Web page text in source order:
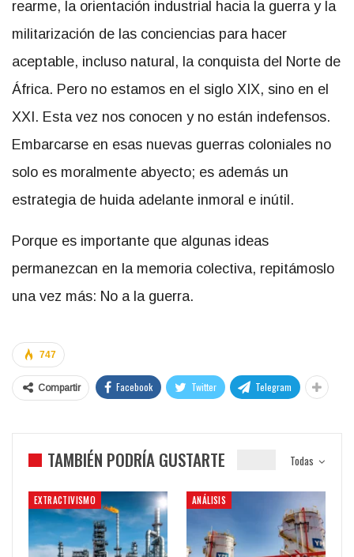
rearme, la orientación industrial hacia la guerra y la
militarización de las conciencias para hacer
aceptable, incluso natural, la conquista del Norte de
África. Pero no estamos en el siglo XIX, sino en el
XXI. Esta vez nos conocen y no están indefensos.
Embarcarse en esas nuevas guerras coloniales no
solo es moralmente abyecto; es además un
estrategia de huida adelante inmoral e inútil.
Porque es importante que algunas ideas
permanezcan en la memoria colectiva, repitámoslo
una vez más: No a la guerra.
747
Compartir Facebook Twitter Telegram
Todas
TAMBIÉN PODRÍA GUSTARTE
EXTRACTIVISMO ANÁLISIS